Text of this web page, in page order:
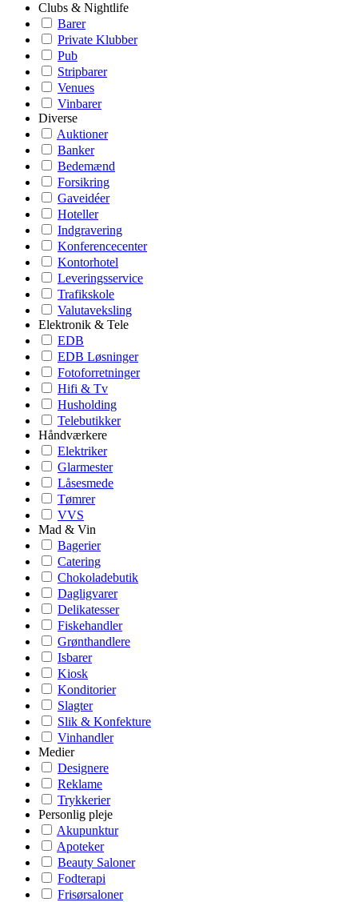
Clubs & Nightlife
Barer
Private Klubber
Pub
Stripbarer
Venues
Vinbarer
Diverse
Auktioner
Banker
Bedemænd
Forsikring
Gaveidéer
Hoteller
Indgravering
Konferencecenter
Kontorhotel
Leveringsservice
Trafikskole
Valutaveksling
Elektronik & Tele
EDB
EDB Løsninger
Fotoforretninger
Hifi & Tv
Husholding
Telebutikker
Håndværkere
Elektriker
Glarmester
Låsesmede
Tømrer
VVS
Mad & Vin
Bagerier
Catering
Chokoladebutik
Dagligvarer
Delikatesser
Fiskehandler
Grønthandlere
Isbarer
Kiosk
Konditorier
Slagter
Slik & Konfekture
Vinhandler
Medier
Designere
Reklame
Trykkerier
Personlig pleje
Akupunktur
Apoteker
Beauty Saloner
Fodterapi
Frisørsaloner